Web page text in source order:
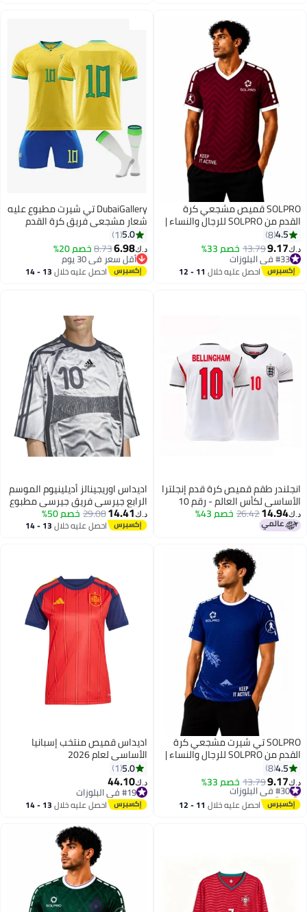
9
SOLPRO قميص مشجعي كرة
القدم من SOLPRO للرجال والنساء |
قميص مطبوع قطر
4.5
8
د.ك‏9.17
13.79خصم 33%
#33 في البلوزات
#33 في البلوزات احصل عليه خلال 11 - 12
DubaiGallery تي شيرت مطبوع عليه
شعار مشجعي فريق كرة القدم
العالمي لدعم الفريق تي شيرت
فريق كرة القدم للرجال | النساء |
الأطفال للفوز بالكأس
5.0
1
د.ك‏6.98
8.73خصم 20%
أقل سعر في 30 يوم
أقل سعر في 30 يوماحصل عليه خلال 13 - 14
انجلندر طقم قميص كرة قدم إنجلترا
الأساسي لكأس العالم - رقم 10
بيلينجهام
د.ك‏14.94
26.42خصم 43%
اديداس اوريجينالز أديلينيوم الموسم
الرابع جيرسي فريق جيرسي مطبوع
د.ك‏14.41
29.08خصم 50%
احصل عليه خلال 13 - 14
اغسطس
9
SOLPRO تي شيرت مشجعي كرة
القدم من SOLPRO للرجال والنساء |
تي شيرت مطبوع باليابان
4.5
8
د.ك‏9.17
13.79خصم 33% #30 في البلوزات
بتخلّص بسرعة
#30 في البلوزات احصل عليه خلال 11 - 12
اديداس قميص منتخب إسبانيا
الأساسي لعام 2026
5.0
1
د.ك‏44.10
#19 في البلوزات
#19 في البلوزات احصل عليه خلال 13 - 14